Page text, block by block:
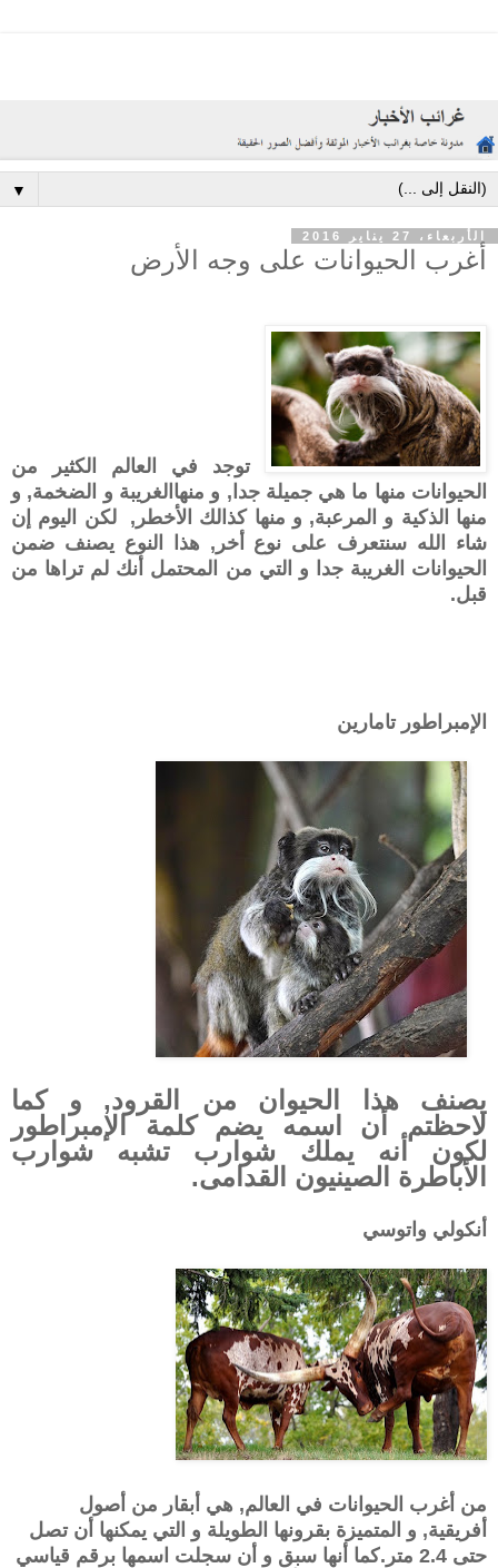
▼
الأربعاء، 27 يناير 2016
أغرب الحيوانات على وجه الأرض
توجد في العالم الكثير من
الحيوانات منها ما هي جميلة جدا , و منها الغريبة و الضخمة, و
منها الذكية و المرعبة, و منها كذالك الأخطر , لكن اليوم إن
شاء الله سنتعرف على نوع أخر, هذا النوع يصنف ضمن
الحيوانات الغريبة جدا و التي من المحتمل أنك لم تراها من
قبل.
الإمبراطور تامارين
يصنف هذا الحيوان من القرود, و كما
لاحظتم أن اسمه يضم كلمة الإمبراطور
لكون أنه يملك شوارب تشبه شوارب
الأباطرة الصينيون القدامى.
أنكولي واتوسي
من أغرب الحيوانات في العالم, هي أبقار من أصول
أفريقية, و المتميزة بقرونها الطويلة و التي يمكنها أن تصل
حتى 2.4 متر.
كما أنها سبق و أن سجلت اسمها برقم قياسي